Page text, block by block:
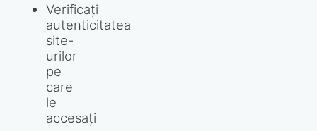
Verificați
autenticitatea
site-
urilor
pe
care
le
accesați